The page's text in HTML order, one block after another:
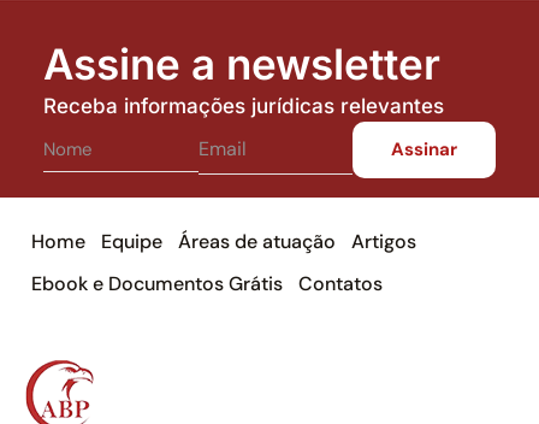
Assine a newsletter
Receba informações jurídicas relevantes
Home Equipe Áreas de atuação
Artigos
Ebook e Documentos Grátis
Contatos